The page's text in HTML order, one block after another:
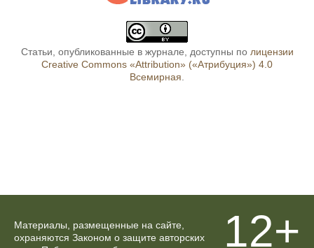
Статьи, опубликованные в журнале, доступны по лицензии
Creative Commons «Attribution» («Атрибуция») 4.0
Всемирная
Материалы, размещенные на сайте,
охраняются Законом о защите авторских
12+